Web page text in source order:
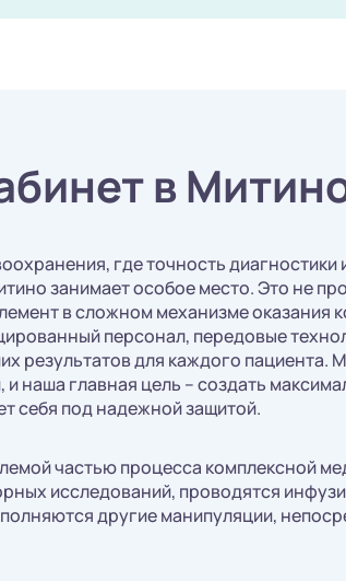
в
где точность
занимает особое место. Это не
в сложном механизме
персонал, передовые
результатов для каждого
и наша главная цель – создать
себя под надежной защитой.
частью процесса комплексной
исследований, проводятся
другие манипуляции,